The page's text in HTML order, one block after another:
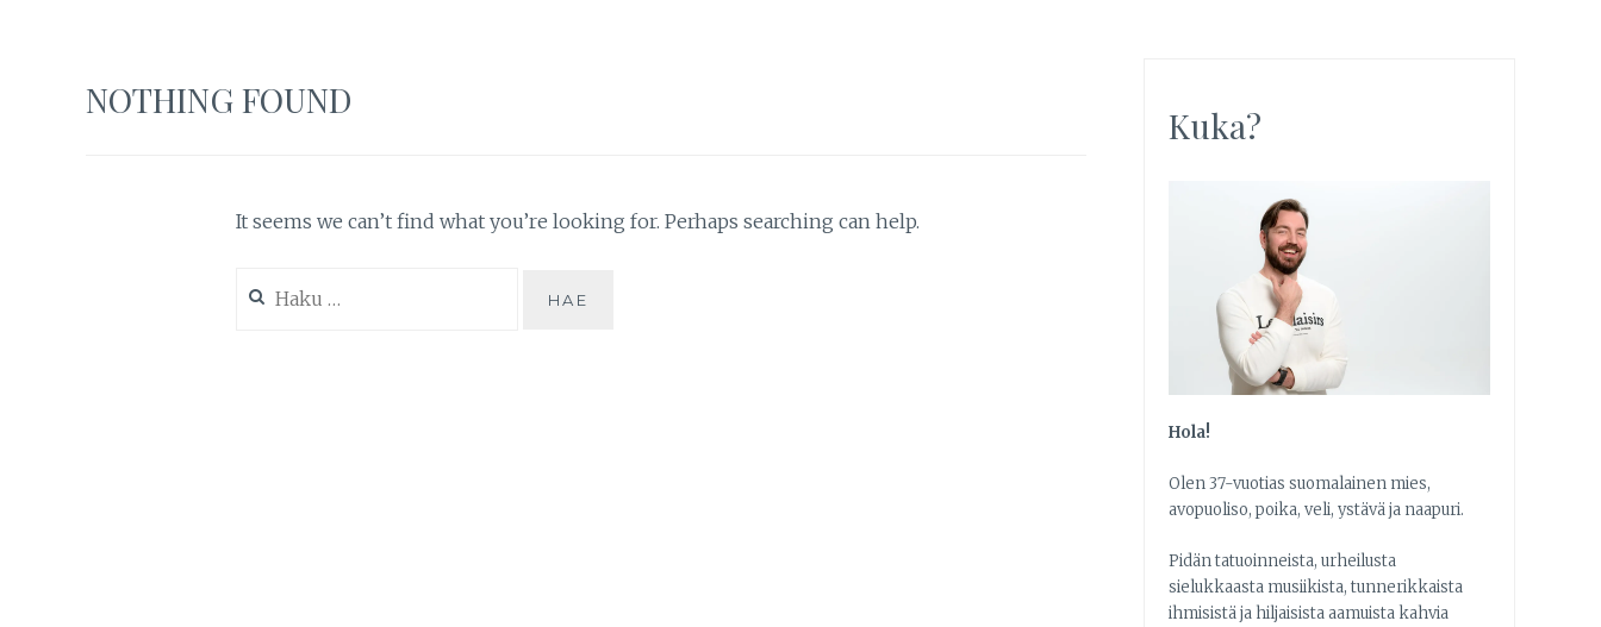
NOTHING FOUND
It seems we can’t find what you’re looking for. Perhaps searching can help.
Kuka?
Hola!
Olen 37-vuotias suomalainen mies,
avopuoliso, poika, veli, ystävä ja naapuri.
Pidän tatuoinneista, urheilusta
sielukkaasta musiikista, tunnerikkaista
ihmisistä ja hiljaisista aamuista kahvia